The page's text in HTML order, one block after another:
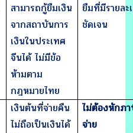
สามารถกู้ยืมเงิน
จากสถาบันการ
เงินในประเทศ
จีนได้ ไม่มีข้อ
ห้ามตาม
กฎหมายไทย
ยืมที่มีรายละ
ชัดเจน
เงินต้นที่จ่ายคืน
ไม่ถือเป็นเงินได้
ไม่ต้องหักภ
จ่าย